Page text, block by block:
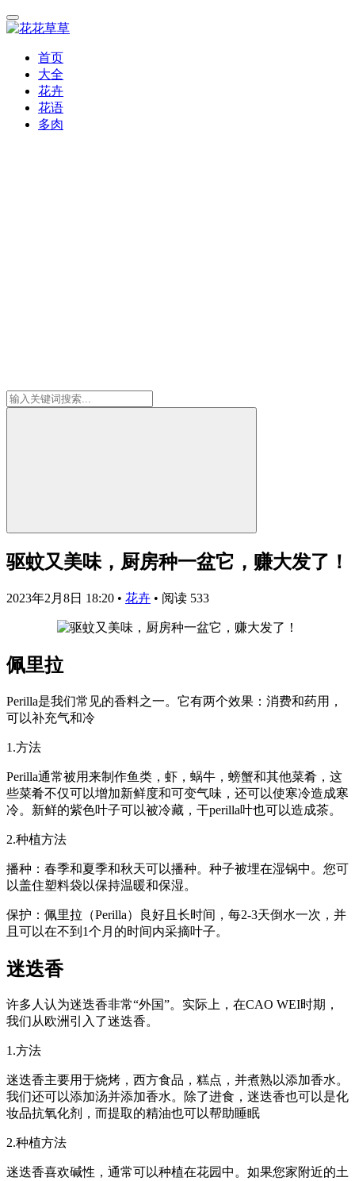
首页
大全
花卉
花语
多肉
驱蚊又美味，厨房种一盆它，赚大发了！
2023年2月8日 18:20 • 花卉 • 阅读 533
佩里拉
Perilla是我们常见的香料之一。它有两个效果：消费和药用，
可以补充气和冷
1.方法
Perilla通常被用来制作鱼类，虾，蜗牛，螃蟹和其他菜肴，这
些菜肴不仅可以增加新鲜度和可变气味，还可以使寒冷造成寒
冷。新鲜的紫色叶子可以被冷藏，干perilla叶也可以造成茶。
2.种植方法
播种：春季和夏季和秋天可以播种。种子被埋在湿锅中。您可
以盖住塑料袋以保持温暖和保湿。
保护：佩里拉（Perilla）良好且长时间，每2-3天倒水一次，并
且可以在不到1个月的时间内采摘叶子。
迷迭香
许多人认为迷迭香非常“外国”。实际上，在CAO WEI时期，
我们从欧洲引入了迷迭香。
1.方法
迷迭香主要用于烧烤，西方食品，糕点，并煮熟以添加香水。
我们还可以添加汤并添加香水。除了进食，迷迭香也可以是化
妆品抗氧化剂，而提取的精油也可以帮助睡眠
2.种植方法
迷迭香喜欢碱性，通常可以种植在花园中。如果您家附近的土